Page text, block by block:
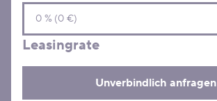
Leasingrate
Unverbindlich anfragen